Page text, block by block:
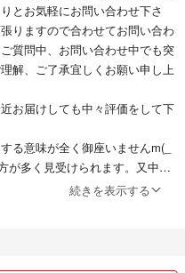
とお気軽にお問い合わせ下さ
りますので合わせてお問い合わ
質問中、お問い合わせ中でも突
解、ご了承宜しくお願い申し上
お届けしても中々評価をして下
る意味が全く御座いませんm(_
が多く見受けられます。又中で
まにみえます。非常に残念で
続きを表示する